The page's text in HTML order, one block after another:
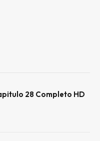
28 Completo HD